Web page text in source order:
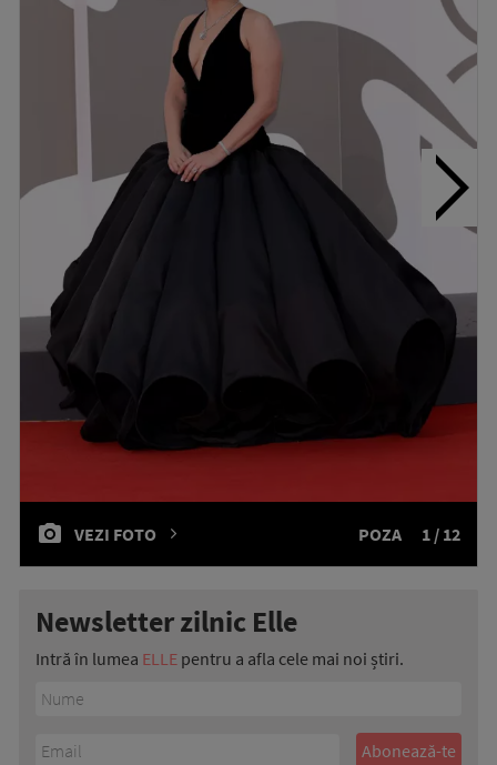
VEZI FOTO POZA 1 / 12
Newsletter zilnic Elle
Intră în lumea ELLE pentru a afla cele mai noi știri.